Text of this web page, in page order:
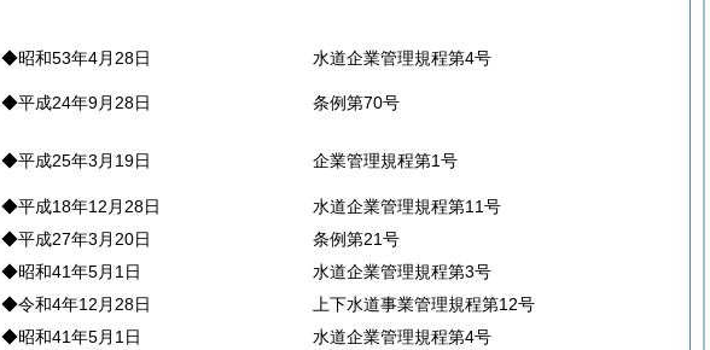
◆昭和53年4月28日
水道企業管理規程第4号
◆平成24年9月28日 条例第70号
◆平成25年3月19日 企業管理規程第1号
◆平成18年12月28日
水道企業管理規程第11号
◆平成27年3月20日
条例第21号
◆昭和41年5月1日
水道企業管理規程第3号
◆令和4年12月28日
上下水道事業管理規程第12号
◆昭和41年5月1日
水道企業管理規程第4号